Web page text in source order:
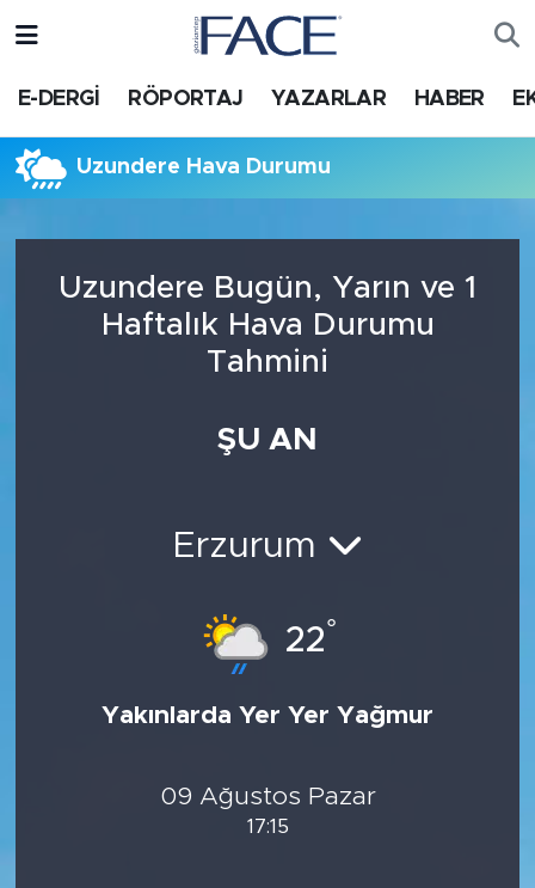
E-DERGİ RÖPORTAJ YAZARLAR HABER
Uzundere Hava Durumu
Uzundere Bugün, Yarın ve 1
Haftalık Hava Durumu
Tahmini
ŞU AN
Erzurum
22°
Yakınlarda Yer Yer Yağmur
09 Ağustos Pazar
17:15
HABER
Nöbetçi Eczaneler
Süper Lig Puan Durumu ve Fikstür
Tüm Manşetler